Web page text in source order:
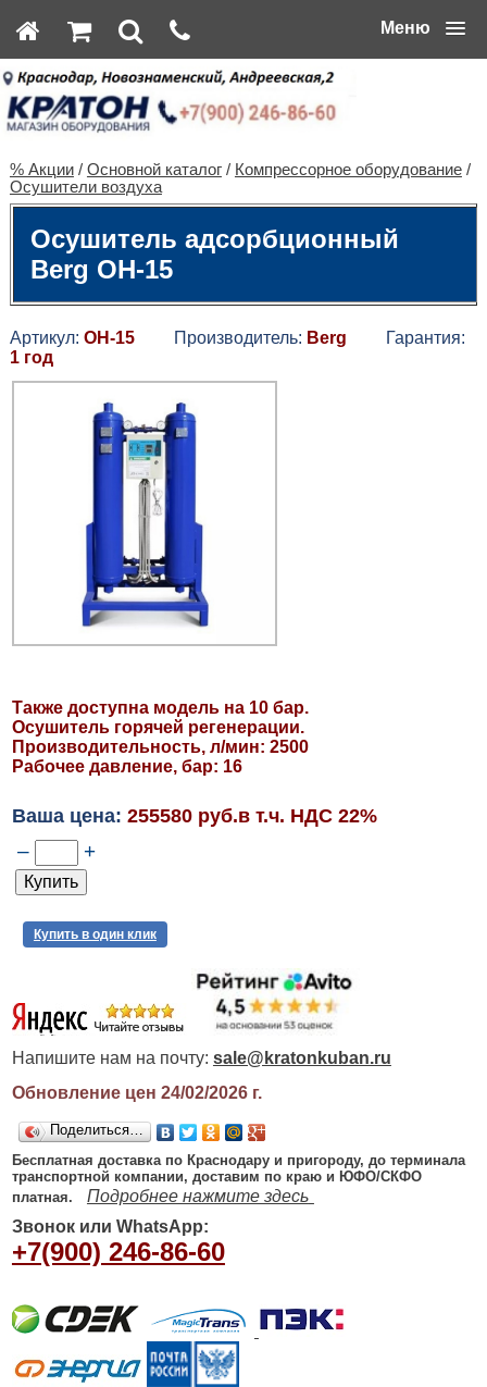
Меню
% Акции/ Основной каталог/ Компрессорное оборудование/
Осушители воздуха
Осушитель адсорбционный
Berg ОН-15
Артикул: ОН-15Производитель: Berg Гарантия:
1 год
Также доступна модель на 10 бар.
Осушитель горячей регенерации.
Производительность, л/мин: 2500
Рабочее давление, бар: 16
Ваша цена: 255580 руб.в т.ч. НДС 22%
– +
Купить в один клик
Напишите нам на почту: sale@kratonkuban.ru
Обновление цен 24/02/2026г.
Поделиться…
Бесплатная доставка по Краснодару и пригороду, до терминала
транспортной компании, доставим по краю и ЮФО/СКФО
платная.
Подробнее нажмите здесь
Звонок или WhatsApp:
+7(900) 246-86-60